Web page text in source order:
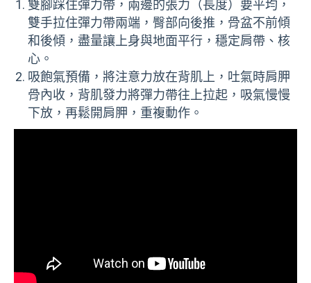
雙腳踩住彈力帶，兩邊的張力（長度）要平均，
雙手拉住彈力帶兩端，臀部向後推，骨盆不前傾
和後傾，盡量讓上身與地面平行，穩定肩帶、核
心。
吸飽氣預備，將注意力放在背肌上，吐氣時肩胛
骨內收，背肌發力將彈力帶往上拉起，吸氣慢慢
下放，再鬆開肩胛，重複動作。